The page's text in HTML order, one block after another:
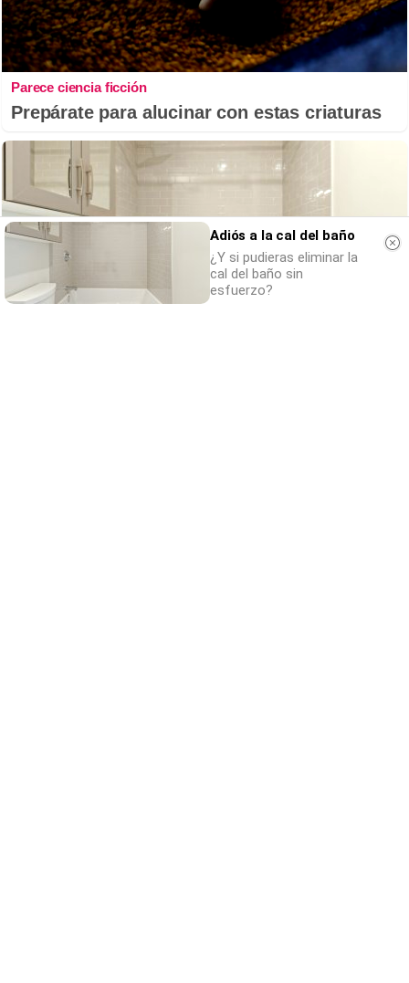
Parece ciencia ficción
Prepárate para alucinar con estas criaturas
Adiós a la cal del baño
¿Y si pudieras eliminar la
cal del baño sin
esfuerzo?